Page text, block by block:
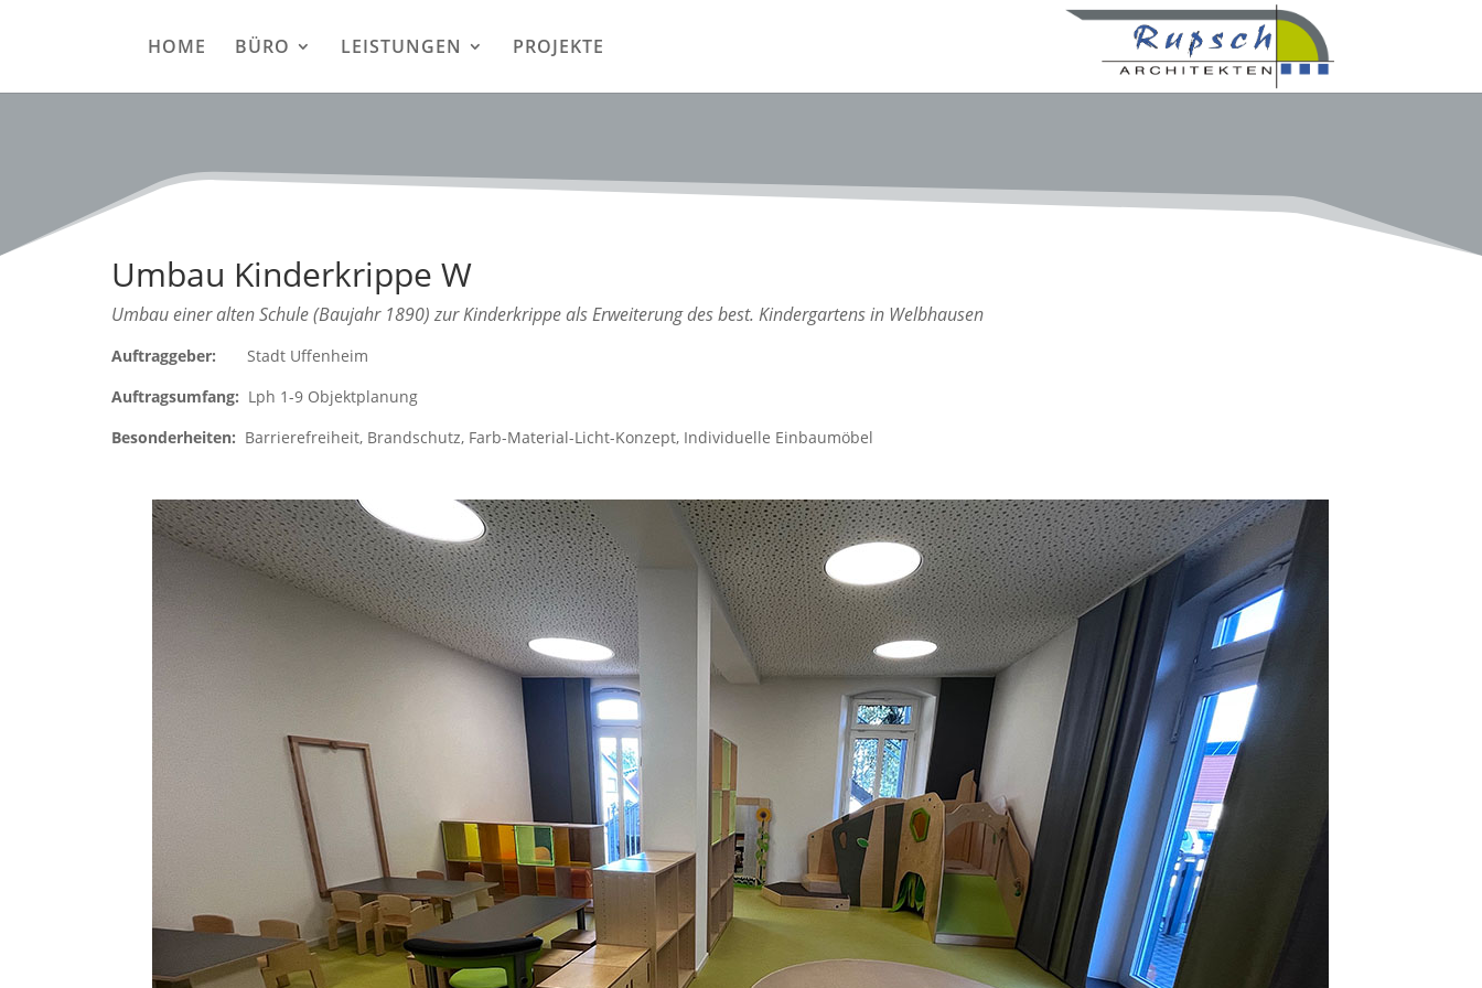
HOME BÜRO LEISTUNGEN PROJEKTE
Umbau Kinderkrippe W
Umbau einer alten Schule (Baujahr 1890) zur Kinderkrippe als Erweiterung des best. Kindergartens in Welbhausen
Auftraggeber: Stadt Uffenheim
Auftragsumfang: Lph 1-9 Objektplanung
Besonderheiten: Barrierefreiheit, Brandschutz, Farb-Material-Licht-Konzept, Individuelle Einbaumöbel